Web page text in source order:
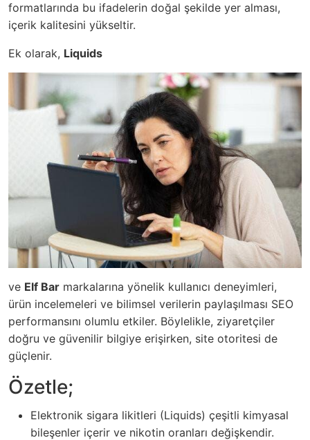
formatlarında bu ifadelerin doğal şekilde yer alması,
içerik kalitesini yükseltir.
Ek olarak, Liquids
ve Elf Bar markalarına yönelik kullanıcı deneyimleri,
ürün incelemeleri ve bilimsel verilerin paylaşılması SEO
performansını olumlu etkiler. Böylelikle, ziyaretçiler
doğru ve güvenilir bilgiye erişirken, site otoritesi de
güçlenir.
Özetle;
Elektronik sigara likitleri (Liquids) çeşitli kimyasal
bileşenler içerir ve nikotin oranları değişkendir.